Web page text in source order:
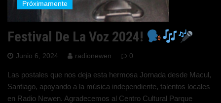
Próximamente
Festival De La Voz 2024!
Junio 6, 2024 radionewen 0
Las postales que nos deja esta hermosa Jornada desde Macul,
Santiago, apoyando a la música independiente, talentos locales
en Radio Newen. Agradecemos al Centro Cultural Parque